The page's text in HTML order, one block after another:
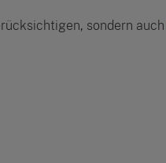
sondern auch